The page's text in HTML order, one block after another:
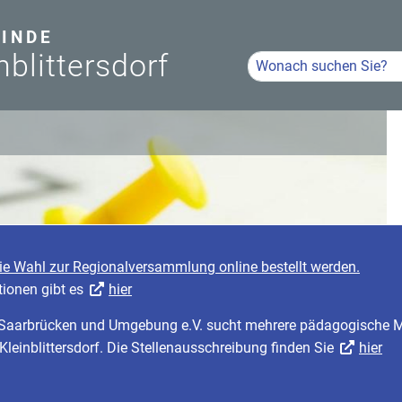
Volltextsuche
Hier Suchbegriff eingeben